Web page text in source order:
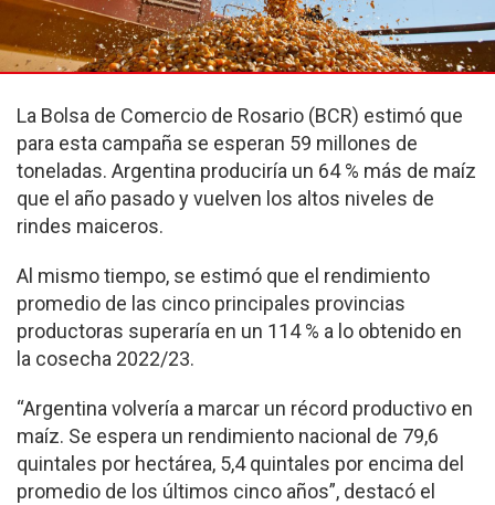
La Bolsa de Comercio de Rosario (BCR) estimó que
para esta campaña se esperan 59 millones de
toneladas. Argentina produciría un 64 % más de maíz
que el año pasado y vuelven los altos niveles de
rindes maiceros.
Al mismo tiempo, se estimó que el rendimiento
promedio de las cinco principales provincias
productoras superaría en un 114 % a lo obtenido en
la cosecha 2022/23.
“Argentina volvería a marcar un récord productivo en
maíz. Se espera un rendimiento nacional de 79,6
quintales por hectárea, 5,4 quintales por encima del
promedio de los últimos cinco años”, destacó el